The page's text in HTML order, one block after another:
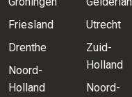
Friesland
Drenthe
Noord-
Holland
Utrecht
Zuid-
Holland
Noord-